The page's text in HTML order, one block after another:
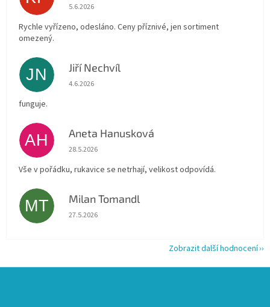
Hodnocení obchodu je 4 z 5 hvězdiček.
5.6.2026
Rychle vyřízeno, odesláno. Ceny příznivé, jen sortiment
omezený.
JN Jiří Nechvíl
Hodnocení obchodu je 5 z 5 hvězdiček.
4.6.2026
funguje.
AH Aneta Hanusková
Hodnocení obchodu je 5 z 5 hvězdiček.
28.5.2026
Vše v pořádku, rukavice se netrhají, velikost odpovídá.
MT Milan Tomandl
Hodnocení obchodu je 5 z 5 hvězdiček.
27.5.2026
Zobrazit další hodnocení